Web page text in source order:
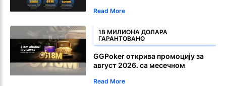
Read More
18 МИЛИОНА ДОЛАРА
ГАРАНТОВАНО
GGPoker открива промоцију за
август 2026. са месечном
Read More